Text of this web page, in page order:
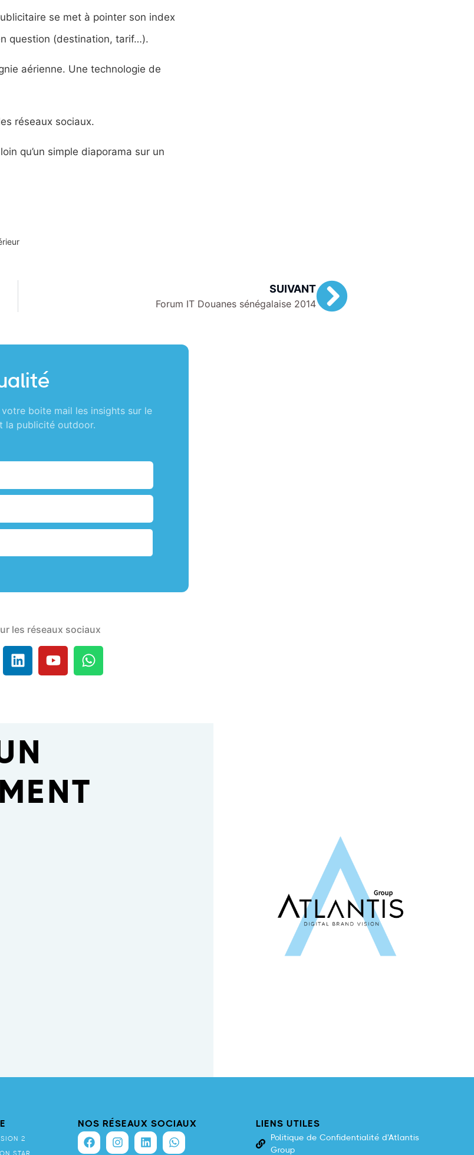
se met à pointer son index
question (destination, tarif…).
aérienne. Une technologie de
réseaux sociaux.
qu’un simple diaporama sur un
SUIVANT
Forum IT Douanes sénégalaise 2014
boite mail les insights sur le
la publicité outdoor.
les réseaux sociaux
2
STAR
NOS RÉSEAUX SOCIAUX LIENS UTILES
Politique de Confidentialité d'Atlantis
Group